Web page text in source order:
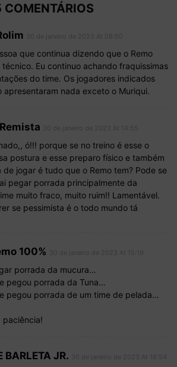
COMENTÁRIOS
que continua dizendo que o Remo
técnico. Eu continuo achando fraquissimas
do time. Os jogadores indicados
apresentaram nada exceto o Muriqui.
ó!!! porque se no treino é esse o
postura e esse preparo físico e também
de jogar é tudo que o Remo tem? Pode se
pegar porrada principalmente da
muito fraco, muito ruim!! Lamentável.
se pessimista é o todo mundo tá
100%
porrada da mucura…
pegou porrada da Tuna…
pegou porrada de um time de pelada…
paciência!
BARLETA JR.